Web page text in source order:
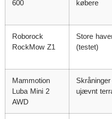
600
købere
Roborock
RockMow Z1
Store
(testet)
Mammotion
Luba Mini 2
AWD
ujævnt